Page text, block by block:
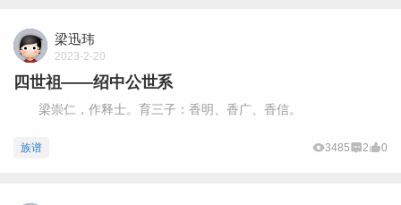
梁迅玮
2023-2-20
四世祖——绍中公世系
梁崇仁，作释士。育三子：香明、香广、香信。
族谱 3485 2 0